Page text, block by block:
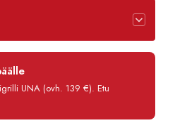
UNA (ovh. 139 €). Etu